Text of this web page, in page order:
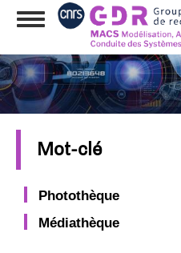
Aller
principal
Toggle
Mot-clé
Photothèque
Médiathèque